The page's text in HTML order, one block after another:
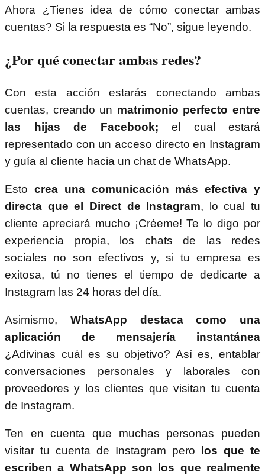
Ahora ¿Tienes idea de cómo conectar ambas
cuentas? Si la respuesta es “No”, sigue leyendo.
¿Por qué conectar ambas redes?
Con esta acción estarás conectando ambas
cuentas, creando un matrimonio perfecto entre
las hijas de Facebook; el cual estará
representado con un acceso directo en Instagram
y guía al cliente hacia un chat de WhatsApp.
Esto crea una comunicación más efectiva y
directa que el Direct de Instagram, lo cual tu
cliente apreciará mucho ¡Créeme! Te lo digo por
experiencia propia, los chats de las redes
sociales no son efectivos y, si tu empresa es
exitosa, tú no tienes el tiempo de dedicarte a
Instagram las 24 horas del día.
Asimismo, WhatsApp destaca como una
aplicación de mensajería instantánea
¿Adivinas cuál es su objetivo? Así es, entablar
conversaciones personales y laborales con
proveedores y los clientes que visitan tu cuenta
de Instagram.
Ten en cuenta que muchas personas pueden
visitar tu cuenta de Instagram pero
los que te
escriben a WhatsApp son los que realmente